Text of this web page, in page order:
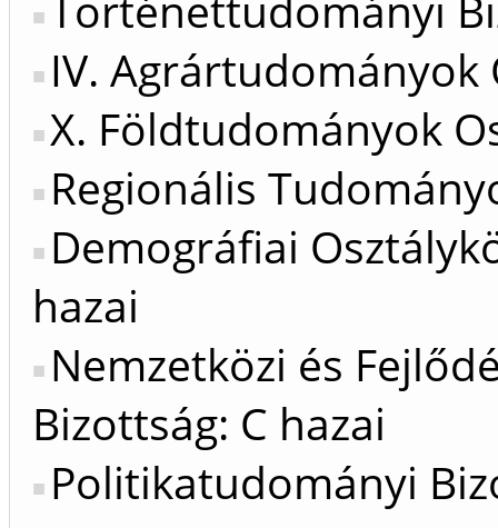
IV. Agrártudományok
X. Földtudományok
Regionális
Demográfiai
hazai
Nemzetközi és
Bizottság: C hazai
Politikatudományi